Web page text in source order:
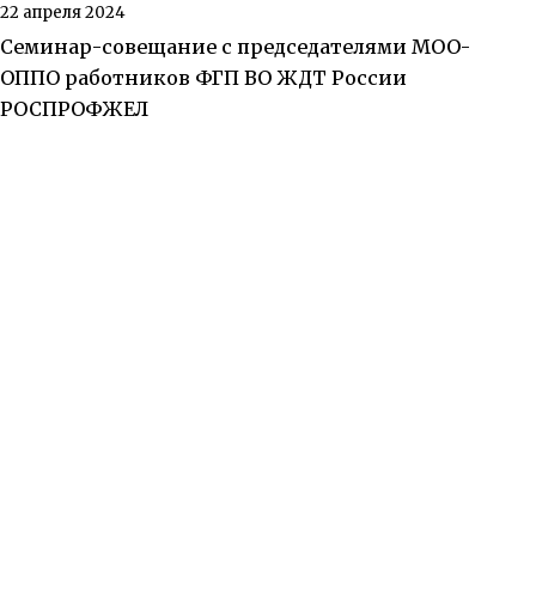
22 апреля 2024
Семинар-совещание с председателями МОО-
ОППО работников ФГП ВО ЖДТ России
РОСПРОФЖЕЛ